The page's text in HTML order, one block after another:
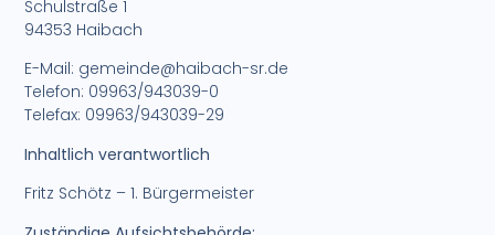
Schulstraße 1
94353 Haibach
E-Mail: gemeinde@haibach-sr.de
Telefon: 09963/943039-0
Telefax: 09963/943039-29
Inhaltlich verantwortlich
Fritz Schötz – 1. Bürgermeister